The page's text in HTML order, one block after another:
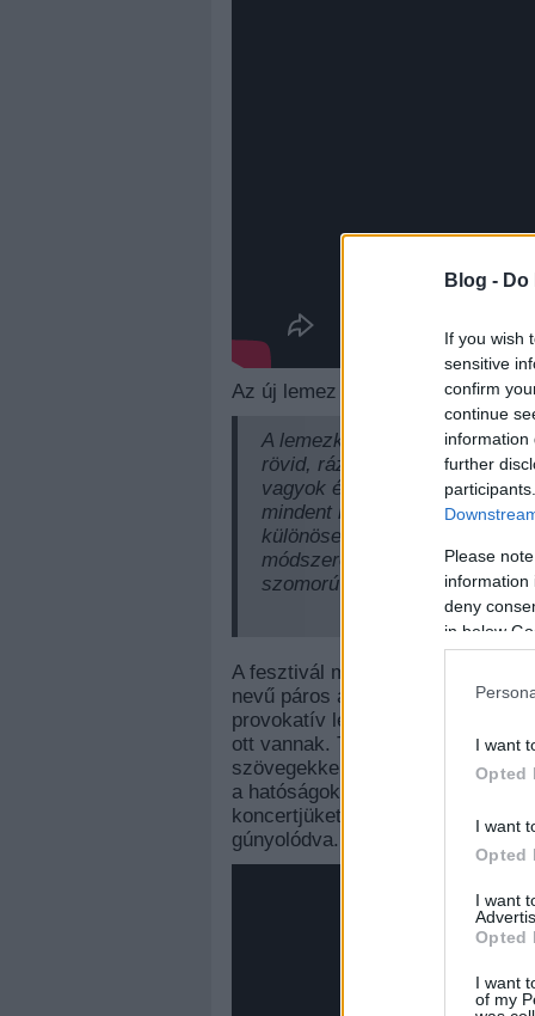
Blog -
If you wish
sensitive
confirm
continue
information
further
Please
information
deny
in below
I want
Opted
I want
Opted
I want
Opted
I want
of my
Az új lemez dalszövegeiről így
A lemezkészítés számomra
rövid, rázós időszakom
vagyok és szerencsésnek
mindent megkérdőjelez, és
különösebb ok nélkül. Ez az
módszerem arra, hogy
szomorú egyszerre.
A fesztivál másik frissen
nevű páros a tőlünk keletre
provokatív lemezeit, emellett a
ott vannak. Talán nem meglepő,
szövegekkel és videókkal áll elő,
a hatóságok, sőt: Nicket egyszer
koncertjüket egy autó tetején
gúnyolódva.